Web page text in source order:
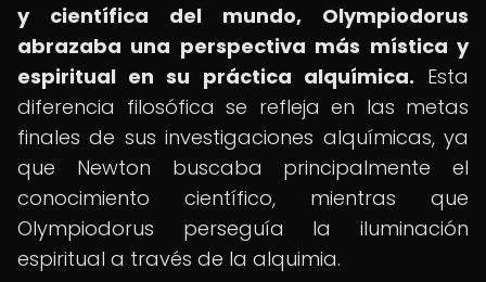
y científica del mundo, Olympiodorus
abrazaba una perspectiva más mística y
espiritual en su práctica alquímica. Esta
diferencia filosófica se refleja en las metas
finales de sus investigaciones alquímicas, ya
que Newton buscaba principalmente el
conocimiento científico, mientras que
Olympiodorus perseguía la iluminación
espiritual a través de la alquimia.